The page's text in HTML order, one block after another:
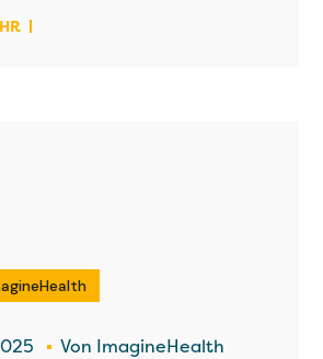
Von ImagineHealth